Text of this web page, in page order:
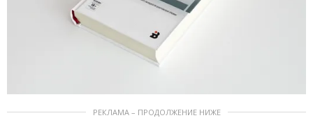
РЕКЛАМА – ПРОДОЛЖЕНИЕ НИЖЕ